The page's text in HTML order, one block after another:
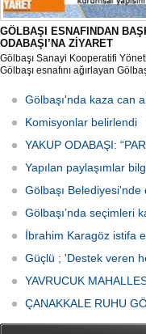
GÖLBAŞI ESNAFINDAN
ODABAŞI’NA ZİYARET
Gölbaşı Sanayi Kooperatifi
Gölbaşı esnafını ağırlayan
istişare ile yöneteceklerini
“Yeni projeleri hayata
Gölbaşı’mızın daha yaşanabilir,
düzgün, daha temiz olması için
Gölbaşı'nda kaza can
Komisyonlar belirlendi
YAKUP ODABAŞI:
Yapılan paylaşımlar
Gölbaşı Belediyesi'nde
Gölbaşı’nda seçimleri
İbrahim Karagöz istifa
Güçlü ; 'Destek veren
YAVRUCUK
ÇANAKKALE RUHU